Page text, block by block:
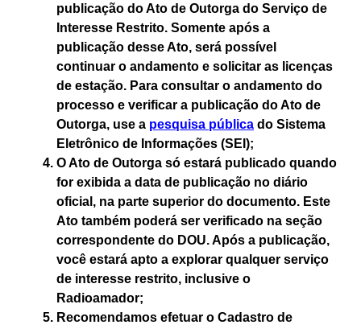
publicação do Ato de Outorga do Serviço de
Interesse Restrito. Somente após a
publicação desse Ato, será possível
continuar o andamento e solicitar as licenças
de estação. Para consultar o andamento do
processo e verificar a publicação do Ato de
Outorga, use a pesquisa pública do Sistema
Eletrônico de Informações (SEI);
O Ato de Outorga só estará publicado quando
for exibida a data de publicação no diário
oficial, na parte superior do documento. Este
Ato também poderá ser verificado na seção
correspondente do DOU. Após a publicação,
você estará apto a explorar qualquer serviço
de interesse restrito, inclusive o
Radioamador;
Recomendamos efetuar o Cadastro de